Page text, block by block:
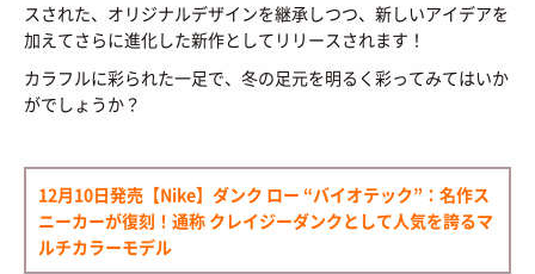
スされた、オリジナルデザインを継承しつつ、新しいアイデアを
加えてさらに進化した新作としてリリースされます！
カラフルに彩られた一足で、冬の足元を明るく彩ってみてはいか
がでしょうか？
12月10日発売【Nike】ダンク ロー “バイオテック”：名作ス
ニーカーが復刻！通称 クレイジーダンクとして人気を誇るマ
ルチカラーモデル